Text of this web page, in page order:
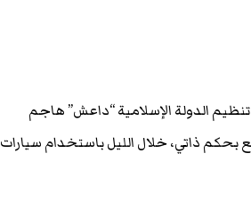
الدولة الإسلامية “داعش” هاجم
بحكم ذاتي، خلال الليل باستخدام سيارات